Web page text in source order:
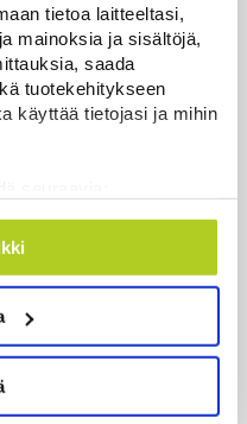
tietoa laitteeltasi,
mainoksia ja sisältöjä,
saada
tuotekehitykseen
käyttää tietojasi ja mihin
sijainnistasi,
tarkkuudella
käsitellään ja miten
milloin vain
pullot tai pakastitko
vaatii osansa
Suomen